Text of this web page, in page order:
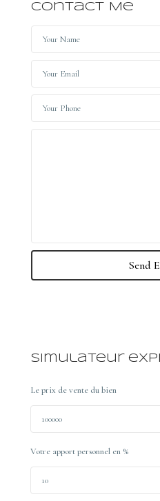
Contact Me
Simulateur
Le prix de vente du bien
Votre apport personnel en %